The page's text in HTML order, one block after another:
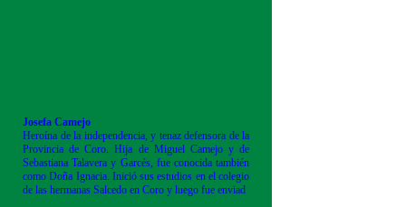
Josefa Camejo
Heroína de la independencia, y tenaz defensora de la
Provincia de Coro. Hija de Miguel Camejo y de
Sebastiana Talavera y Garcés, fue conocida también
como Doña Ignacia. Inició sus estudios en el colegio
de las hermanas Salcedo en Coro y luego fue enviad